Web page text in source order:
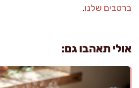
ברטבים שלנו.
אולי תאהבו גם: